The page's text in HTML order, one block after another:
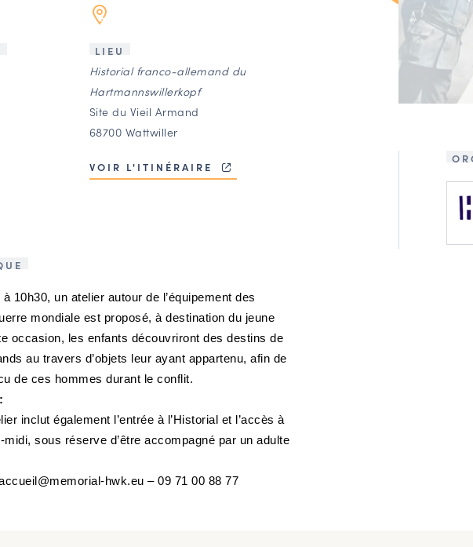
LIEU
Historial franco-allemand du
Hartmannswillerkopf
Site du Vieil Armand
68700 Wattwiller
VOIR L'ITINÉRAIRE
10h30, un atelier autour de l’équipement des
mondiale est proposé, à destination du jeune
occasion, les enfants découvriront des destins de
au travers d’objets leur ayant appartenu, afin de
de ces hommes durant le conflit.
inclut également l’entrée à l’Historial et l’accès à
midi, sous réserve d’être accompagné par un adulte
hwk.eu – 09 71 00 88 77